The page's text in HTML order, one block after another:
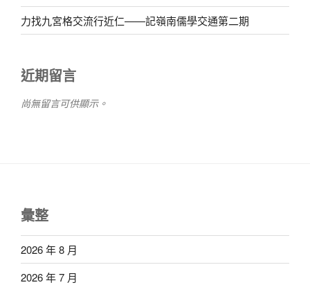
力找九宮格交流行近仁——記嶺南儒學交通第二期
近期留言
尚無留言可供顯示。
彙整
2026 年 8 月
2026 年 7 月